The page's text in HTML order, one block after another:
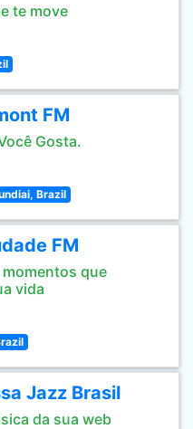
te move
FM
Gosta.
Brazil
FM
momentos que
vida
Jazz Brasil
da sua web